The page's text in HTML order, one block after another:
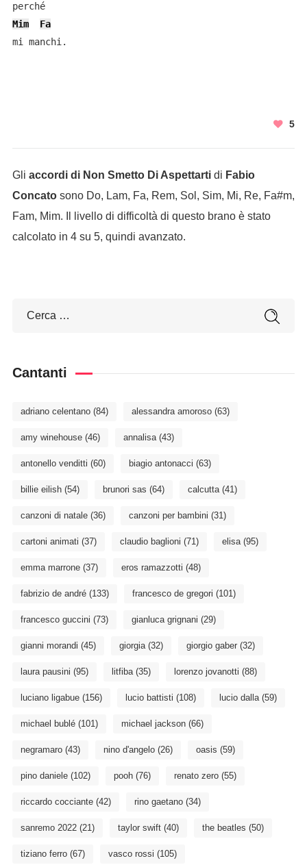
Mim
Fa
mi manchi.
5
Gli accordi di Non Smetto Di Aspettartidi Fabio
Concatosono Do, Lam, Fa, Rem, Sol, Sim, Mi, Re, Fa#m,
Fam, Mim. Il livello di difficoltà di questo brano è stato
calcolato in 4 su 5, quindi avanzato.
Cantanti
adriano celentano(84) alessandra amoroso(63)
amy winehouse(46) annalisa(43)
antonello venditti (60) biagio antonacci (63)
billie eilish(54) brunori sas (64) calcutta(41)
canzoni di natale(36) canzoni per bambini (31)
cartoni animati (37) claudio baglioni (71) elisa(95)
emma marrone(37) eros ramazzotti (48)
fabrizio de andré(133) francesco de gregori (101)
francesco guccini (73) gianluca grignani (29)
gianni morandi (45) giorgia(32) giorgio gaber(32)
laura pausini (95) litfiba(35) lorenzo jovanotti (88)
luciano ligabue(156) lucio battisti (108) lucio dalla(59)
michael bublé(101) michael jackson(66)
negramaro(43) nino d'angelo(26) oasis (59)
pino daniele(102) pooh(76) renato zero(55)
riccardo cocciante(42) rino gaetano(34)
sanremo 2022(21) taylor swift(40) the beatles (50)
tiziano ferro(67) vasco rossi (105)